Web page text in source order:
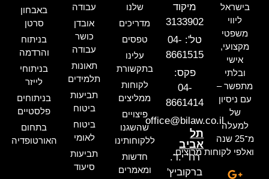
בישראל
ליווי
משפטי
מקצועי,
אישי
ובלתי
מתפשר –
עם ניסיון
של
למעלה
מ־25 שנה
ואלפי לקוחות מרוצים.
שלנו
מדריכים
טפסים
עלינו
בתקשורת
לקוחות
ממליצים
פיצויים
שהשגנו
ללקוחותינו
חדשות
ומאמרים
עבודה
אובדן
כושר
עבודה
תאונות
תלמידים
תביעות
ביטוח
ביטוח
לאומי
תביעות
סיעוד
באבחון
סרטן
בניתוח
והרדמה
בניתוחי
לייזר
בניתוחים
פלסטיים
בתחום
האורטופדיה
מיקוד
3133902
טל': 04-
8661515
פקס:
04-
8661414
office@bilaw.co.il
תל
אביב
רח' י.ד.
ברקוביץ'